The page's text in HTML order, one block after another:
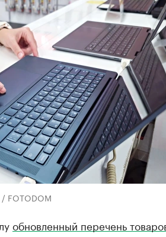
FOTODOM
обновленный перечень